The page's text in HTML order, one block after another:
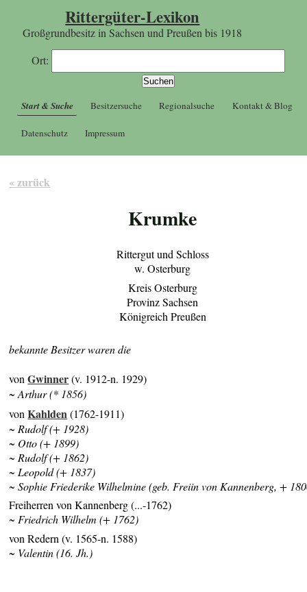
Rittergüter-Lexikon
Großgrundbesitz in Sachsen und Preußen bis 1918
Ort:
Start & Suche Besitzersuche Regionalsuche Kontakt & Blog
Datenschutz Impressum
« zurück
Krumke
Rittergut und Schloss
w. Osterburg
Kreis Osterburg
Provinz Sachsen
Königreich Preußen
bekannte Besitzer waren die
vonGwinner(v. 1912-n. 1929)
~ Arthur (* 1856)
vonKahlden(1762-1911)
~ Rudolf (+ 1928)
~ Otto (+ 1899)
~ Rudolf (+ 1862)
~ Leopold (+ 1837)
~ Sophie Friederike Wilhelmine (geb. Freiin von Kannenberg, +
Freiherren von Kannenberg (...-1762)
~ Friedrich Wilhelm (+ 1762)
von Redern (v. 1565-n. 1588)
~ Valentin (16. Jh.)